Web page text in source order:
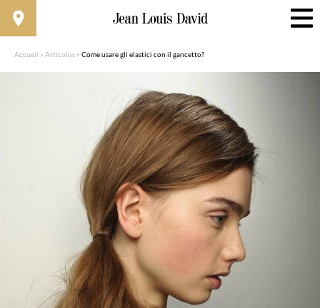
Accueil » Articolos » Come usare gli elastici con il gancetto?